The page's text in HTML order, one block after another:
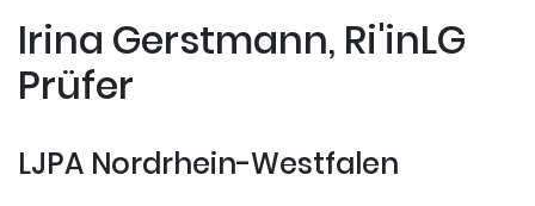
Irina Gerstmann, Ri'inLG
Prüfer
LJPA Nordrhein-Westfalen